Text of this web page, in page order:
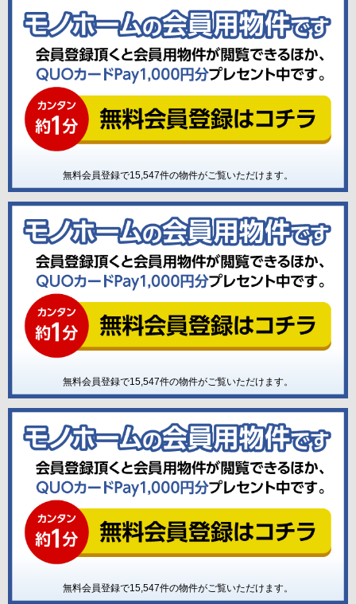
無料会員登録で15,547件の物件がご覧いただけます。
無料会員登録で15,547件の物件がご覧いただけます。
無料会員登録で15,547件の物件がご覧いただけます。